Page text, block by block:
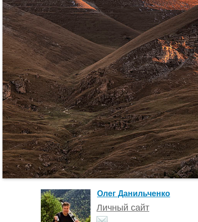
Олег Данильченко
Личный сайт